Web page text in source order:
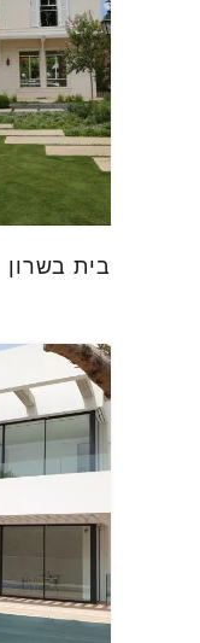
בית בשרון